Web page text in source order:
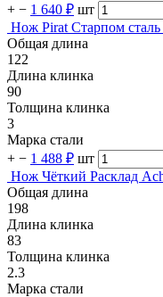
+ − 1 640 ₽ шт
Нож Pirat Старпом сталь
Общая длина
122
Длина клинка
90
Толщина клинка
3
Марка стали
+ − 1 488 ₽ шт
Нож Чёткий Расклад
Общая длина
198
Длина клинка
83
Толщина клинка
2.3
Марка стали